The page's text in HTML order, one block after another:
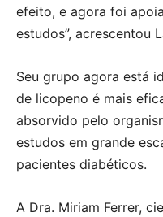
efeito, e agora foi
estudos”, acrescentou
Seu grupo agora está
de licopeno é mais
absorvido pelo
estudos em grande
pacientes diabéticos.
A Dra. Miriam Ferrer,